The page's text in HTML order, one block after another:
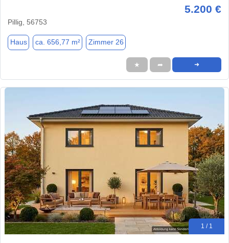
5.200 €
Pillig, 56753
Haus ca. 656,77 m² Zimmer 26
★ ➦ ➜
1 / 1